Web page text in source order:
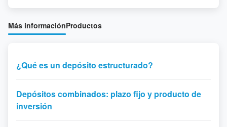
Más informaciónProductos
¿Qué es un depósito estructurado?
Depósitos combinados: plazo fijo y producto de
inversión